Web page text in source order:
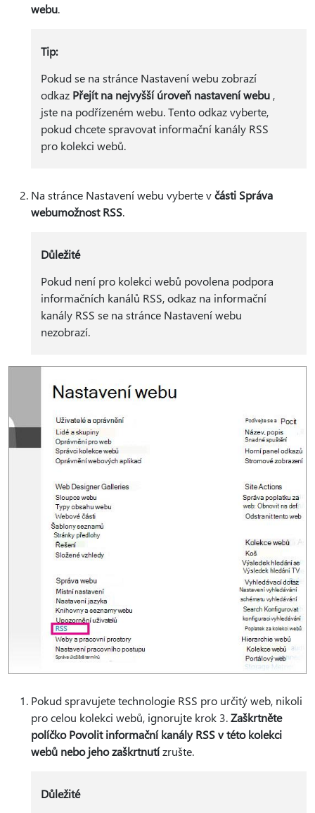
webu.
Tip:
Pokud se na stránce Nastavení webu zobrazí
odkaz Přejít na nejvyšší úroveň nastavení webu,
jste na podřízeném webu. Tento odkaz vyberte,
pokud chcete spravovat informační kanály RSS
pro kolekci webů.
Na stránce Nastavení webu vyberte včásti Správa
webumožnost RSS.
Důležité
Pokud není pro kolekci webů povolena podpora
informačních kanálů RSS, odkaz na informační
kanály RSS se na stránce Nastavení webu
nezobrazí.
Pokud spravujete technologie RSS pro určitý web, nikoli
pro celou kolekci webů, ignorujte krok 3.Zaškrtněte
políčko Povolit informační kanály RSS v této kolekci
webů nebo jeho zaškrtnutízrušte.
Důležité